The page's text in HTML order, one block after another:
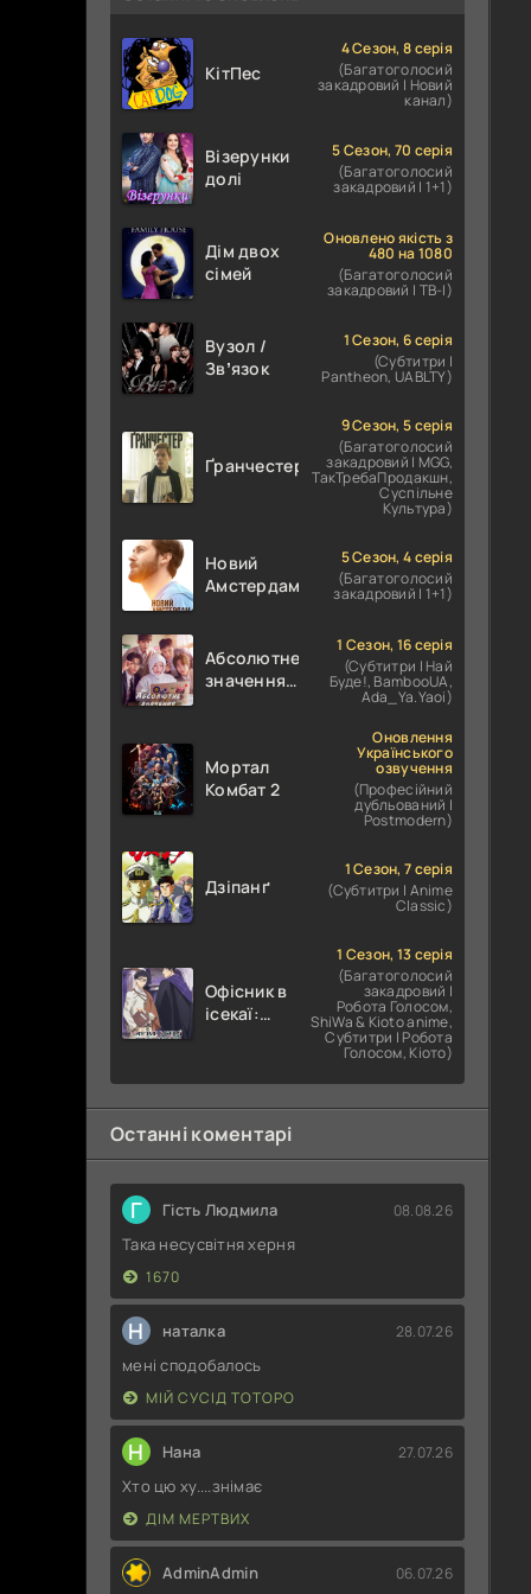
КітПес
4 Сезон, 8 серія
(Багатоголосий
закадровий | Новий
канал)
Візерунки
долі
5 Сезон, 70 серія
(Багатоголосий
закадровий | 1+1)
Дім двох
сімей
Оновлено якість з
480 на 1080
(Багатоголосий
закадровий | ТВ-І)
Вузол /
Звʼязок
1 Сезон, 6 серія
(Субтитри |
Pantheon, UABLTY)
Ґранчестер
9 Сезон, 5 серія
(Багатоголосий
закадровий | MGG,
ТакТребаПродакшн,
Суспільне
Культура)
Новий
Амстердам
5 Сезон, 4 серія
(Багатоголосий
закадровий | 1+1)
Абсолютне
значення
романтики
1 Сезон, 16 серія
(Субтитри | Най
Буде!, BambooUA,
Ada_Ya.Yaoi)
Мортал
Комбат 2
Оновлення
Українського
озвучення
(Професійний
дубльований |
Postmodern)
Дзіпанґ
1 Сезон, 7 серія
(Субтитри | Anime
Classic)
Офісник в
ісекаї:
Світу
залежать
від
Корпоративного
1 Сезон, 13 серія
(Багатоголосий
закадровий |
Робота Голосом,
ShiWa & Kioto anime,
Субтитри | Робота
Голосом, Кіото)
Останні коментарі
Г Гість Людмила 08.08.26
Така несусвітня херня
1670
Н наталка 28.07.26
мені сподобалось
МІЙ СУСІД ТОТОРО
Н Нана 27.07.26
Хто цю ху....знімає
ДІМ МЕРТВИХ
AdminAdmin 06.07.26